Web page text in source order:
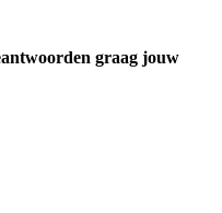
graag jouw